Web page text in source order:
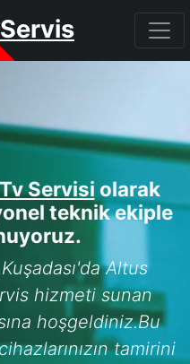
Servisi olarak
teknik ekiple
Altus
hizmeti sunan
hoşgeldiniz.Bu
tamirini